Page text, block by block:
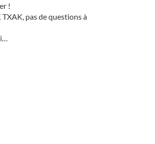
!
pas de questions à